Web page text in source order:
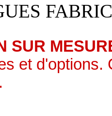
SUR
et d'options.
.